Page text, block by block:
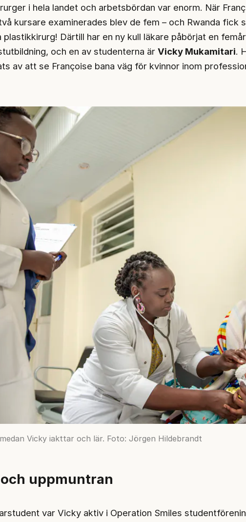
i hela landet och arbetsbördan var enorm. När
kursare examinerades blev de fem – och Rwanda fick
plastikkirurg! Därtill har en ny kull läkare påbörjat en
och en av studenterna är Vicky Mukamitari.
av att se Françoise bana väg för kvinnor inom
Vicky iakttar och lär. Foto: Jörgen Hildebrandt
uppmuntran
var Vicky aktiv i Operation Smiles